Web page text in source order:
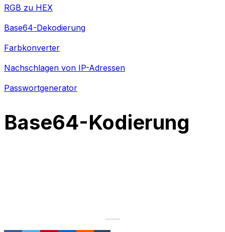
RGB zu HEX
Base64-Dekodierung
Farbkonverter
Nachschlagen von IP-Adressen
Passwortgenerator
Base64-Kodierung